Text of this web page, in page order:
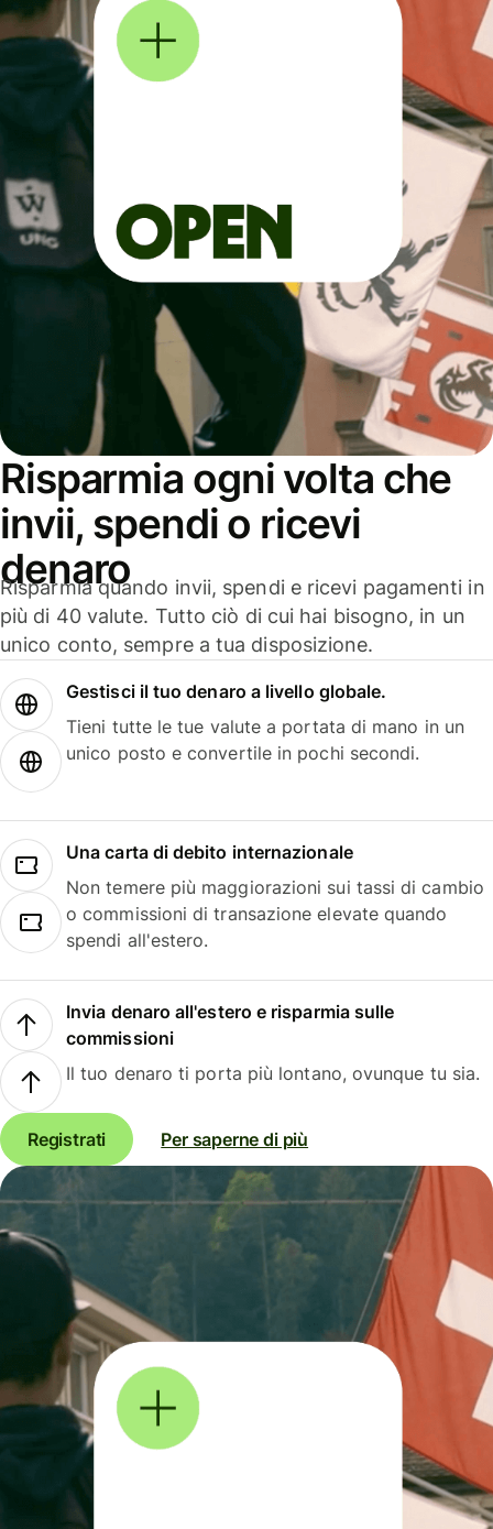
Risparmia ogni volta che
invii, spendi o ricevi
denaro
Risparmia quando invii, spendi e ricevi pagamenti in
più di 40 valute. Tutto ciò di cui hai bisogno, in un
unico conto, sempre a tua disposizione.
Gestisci il tuo denaro a livello globale.
Tieni tutte le tue valute a portata di mano in un
unico posto e convertile in pochi secondi.
Una carta di debito internazionale
Non temere più maggiorazioni sui tassi di cambio
o commissioni di transazione elevate quando
spendi all'estero.
Invia denaro all'estero e risparmia sulle
commissioni
Il tuo denaro ti porta più lontano, ovunque tu sia.
Registrati Per saperne di più